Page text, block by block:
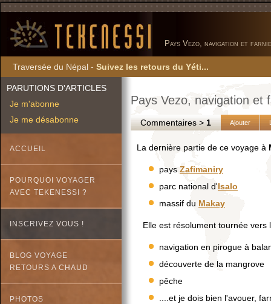
Pays Vezo, navigation et
Traversée du Népal - Suivez les retours du Yéti...
PARUTIONS D'ARTICLES
Je m'abonne
Je me désabonne
ACCUEIL
POURQUOI VOYAGER
AVEC TEKENESSI ?
INSCRIVEZ VOUS !
BLOG VOYAGE
RETOURS A CHAUD
PHOTOS
Pays Vezo, navigation et
Commentaires >1 Ajouter
La dernière partie de ce voyage à
pays Zafimaniry
parc national d'Isalo
massif du Makay
Elle est résolument tournée
navigation en pirogue à
découverte de la mangrove
pêche
....et je dois bien l'avouer,